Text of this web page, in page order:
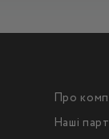
Про
Наші